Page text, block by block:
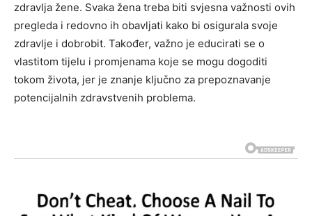
zdravlja žene. Svaka žena treba biti svjesna važnosti ovih
pregleda i redovno ih obavljati kako bi osigurala svoje
zdravlje i dobrobit. Također, važno je educirati se o
vlastitom tijelu i promjenama koje se mogu dogoditi
tokom života, jer je znanje ključno za prepoznavanje
potencijalnih zdravstvenih problema.